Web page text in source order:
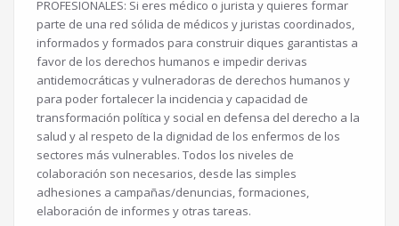
PROFESIONALES: Si eres médico o jurista y quieres formar
parte de una red sólida de médicos y juristas coordinados,
informados y formados para construir diques garantistas a
favor de los derechos humanos e impedir derivas
antidemocráticas y vulneradoras de derechos humanos y
para poder fortalecer la incidencia y capacidad de
transformación política y social en defensa del derecho a la
salud y al respeto de la dignidad de los enfermos de los
sectores más vulnerables. Todos los niveles de
colaboración son necesarios, desde las simples
adhesiones a campañas/denuncias, formaciones,
elaboración de informes y otras tareas.